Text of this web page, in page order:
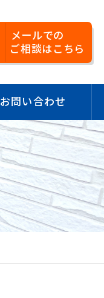
メールでの
ご相談はこちら
お問い合わせ